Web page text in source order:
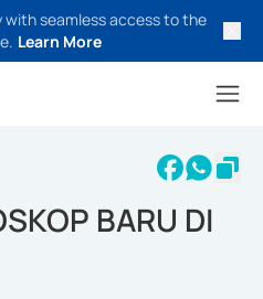
seamless access to the
Learn More
BARU DI